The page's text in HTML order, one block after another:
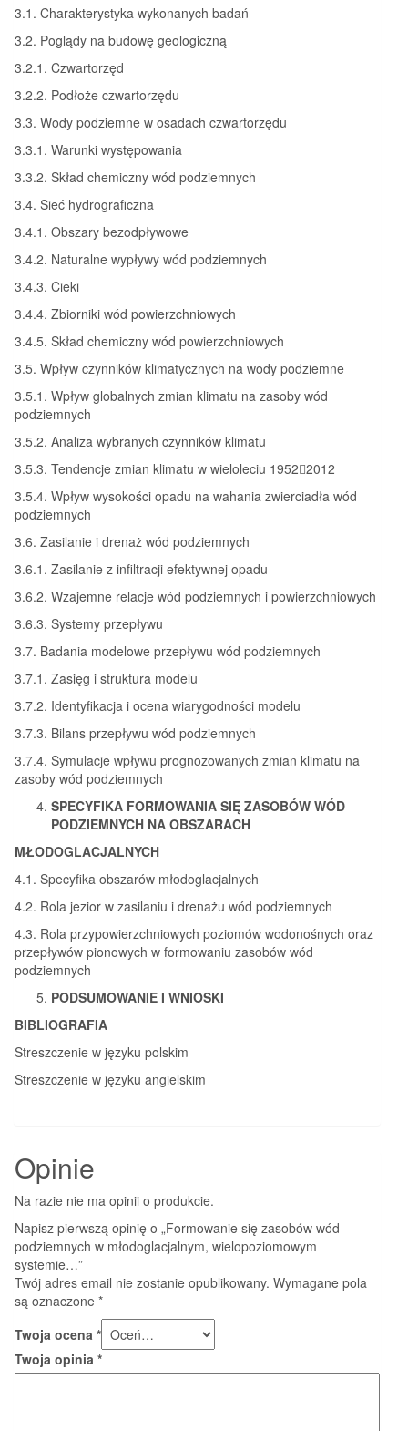
3.1. Charakterystyka wykonanych badań
3.2. Poglądy na budowę geologiczną
3.2.1. Czwartorzęd
3.2.2. Podłoże czwartorzędu
3.3. Wody podziemne w osadach czwartorzędu
3.3.1. Warunki występowania
3.3.2. Skład chemiczny wód podziemnych
3.4. Sieć hydrograficzna
3.4.1. Obszary bezodpływowe
3.4.2. Naturalne wypływy wód podziemnych
3.4.3. Cieki
3.4.4. Zbiorniki wód powierzchniowych
3.4.5. Skład chemiczny wód powierzchniowych
3.5. Wpływ czynników klimatycznych na wody podziemne
3.5.1. Wpływ globalnych zmian klimatu na zasoby wód
podziemnych
3.5.2. Analiza wybranych czynników klimatu
3.5.3. Tendencje zmian klimatu w wieloleciu 19522012
3.5.4. Wpływ wysokości opadu na wahania zwierciadła wód
podziemnych
3.6. Zasilanie i drenaż wód podziemnych
3.6.1. Zasilanie z infiltracji efektywnej opadu
3.6.2. Wzajemne relacje wód podziemnych i powierzchniowych
3.6.3. Systemy przepływu
3.7. Badania modelowe przepływu wód podziemnych
3.7.1. Zasięg i struktura modelu
3.7.2. Identyfikacja i ocena wiarygodności modelu
3.7.3. Bilans przepływu wód podziemnych
3.7.4. Symulacje wpływu prognozowanych zmian klimatu na
zasoby wód podziemnych
SPECYFIKA FORMOWANIA SIĘ ZASOBÓW WÓD
PODZIEMNYCH NA OBSZARACH
MŁODOGLACJALNYCH
4.1. Specyfika obszarów młodoglacjalnych
4.2. Rola jezior w zasilaniu i drenażu wód podziemnych
4.3. Rola przypowierzchniowych poziomów wodonośnych oraz
przepływów pionowych w formowaniu zasobów wód
podziemnych
PODSUMOWANIE I WNIOSKI
BIBLIOGRAFIA
Streszczenie w języku polskim
Streszczenie w języku angielskim
Opinie
Na razie nie ma opinii o produkcie.
Napisz pierwszą opinię o „Formowanie się zasobów wód
podziemnych w młodoglacjalnym, wielopoziomowym
systemie…”
Twój adres email nie zostanie opublikowany. Wymagane pola
są oznaczone *
Twoja ocena *
Twoja opinia *